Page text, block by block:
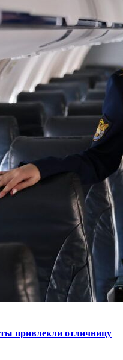
привлекли отличницу